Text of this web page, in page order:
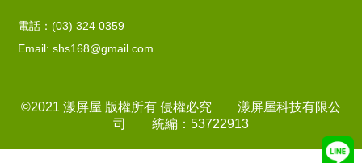
電話：(03) 324 0359
Email: shs168@gmail.com
©2021 漾屏屋 版權所有 侵權必究 漾屏屋科技有限公
司 統編：53722913